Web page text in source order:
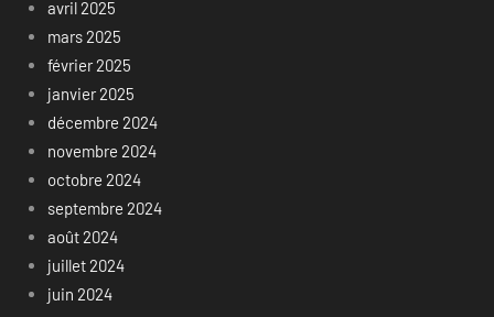
avril 2025
mars 2025
février 2025
janvier 2025
décembre 2024
novembre 2024
octobre 2024
septembre 2024
août 2024
juillet 2024
juin 2024